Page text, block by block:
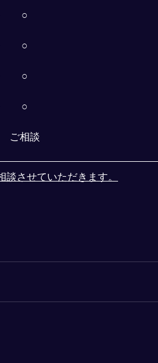
　○
　○
　○
　○
ご相談
させていただきます。